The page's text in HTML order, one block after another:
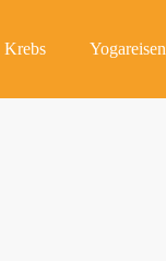
Krebs Yogareisen